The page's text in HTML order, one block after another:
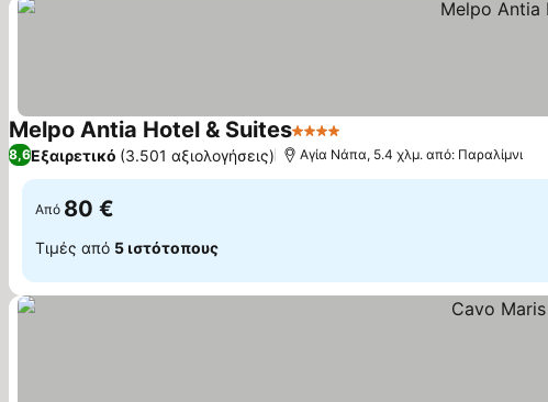
Melpo Antia Hotel & Suites4 Αστέρια
8,6Εξαιρετικό (3.501 αξιολογήσεις) Αγία Νάπα, 5.4 χλμ. από: Παραλίμνι
Από 80 €
Τιμές από 5 ιστότοπους